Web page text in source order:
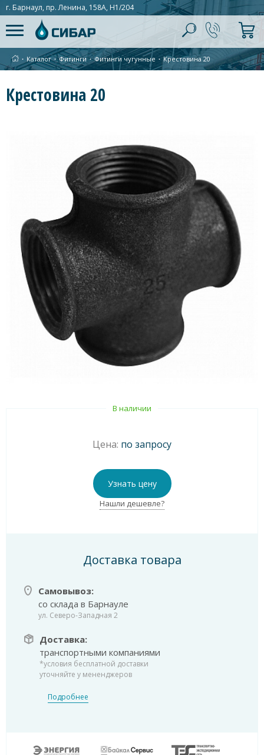
г. Барнаул, пр. Ленина, 158А, Н1/204
∙ Каталог ∙Фитинги ∙Фитинги чугунные ∙ Крестовина 20
Крестовина 20
В наличии
Цена: по запросу
Узнать цену
Нашли дешевле?
Доставка товара
Самовывоз:
со склада в Барнауле
ул. Северо-Западная 2
Доставка:
транспортными компаниями
*условия бесплатной доставки
уточняйте у мененджеров
Подробнее